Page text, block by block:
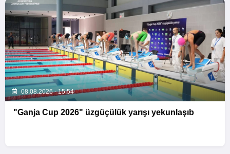
08.08.2026 - 15:54
"Ganja Cup 2026" üzgüçülük yarışı yekunlaşıb